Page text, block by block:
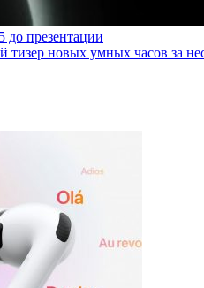
до презентации
новых умных часов за